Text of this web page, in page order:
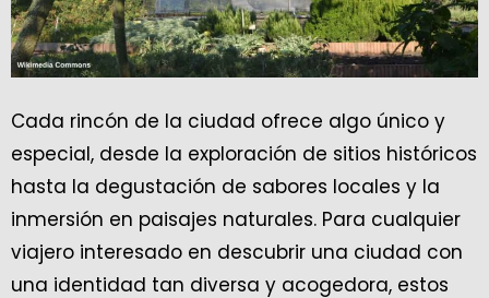
Cada rincón de la ciudad ofrece algo único y
especial, desde la exploración de sitios históricos
hasta la degustación de sabores locales y la
inmersión en paisajes naturales. Para cualquier
viajero interesado en descubrir una ciudad con
una identidad tan diversa y acogedora, estos